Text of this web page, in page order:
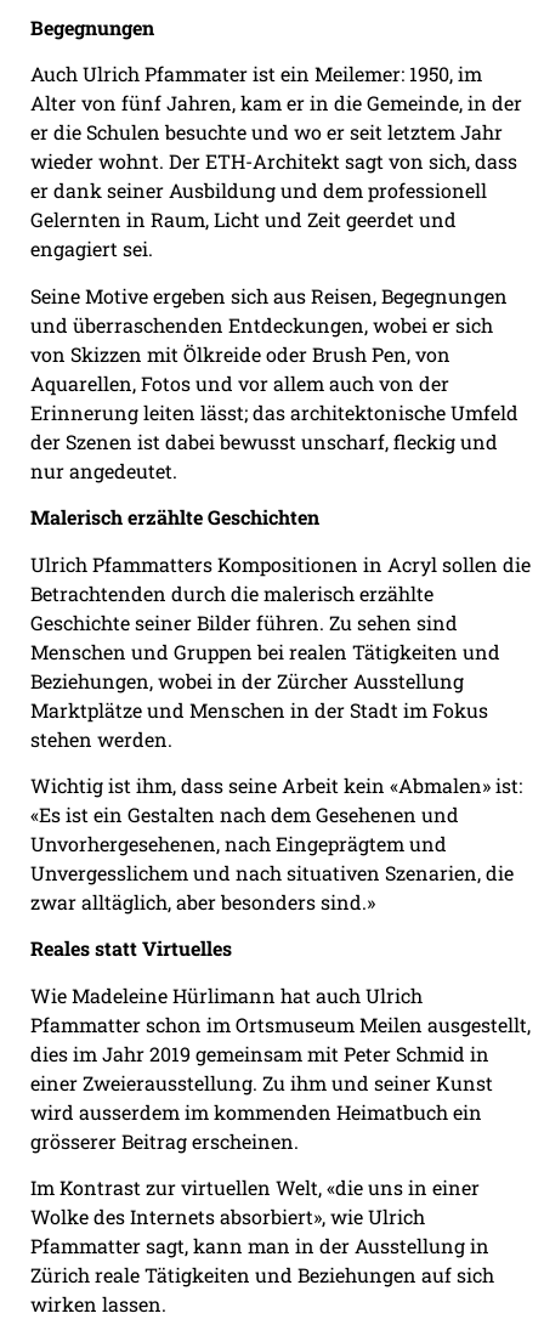
Begegnungen
Auch Ulrich Pfammater ist ein Meilemer: 1950, im
Alter von fünf Jahren, kam er in die Gemeinde, in der
er die Schulen besuchte und wo er seit letztem Jahr
wieder wohnt. Der ETH-Architekt sagt von sich, dass
er dank seiner Ausbildung und dem professionell
Gelernten in Raum, Licht und Zeit geerdet und
engagiert sei.
Seine Motive ergeben sich aus Reisen, Begegnungen
und überraschenden Entdeckungen, wobei er sich
von Skizzen mit Ölkreide oder Brush Pen, von
Aquarellen, Fotos und vor allem auch von der
Erinnerung leiten lässt; das architektonische Umfeld
der Szenen ist dabei bewusst unscharf, fleckig und
nur angedeutet.
Malerisch erzählte Geschichten
Ulrich Pfammatters Kompositionen in Acryl sollen die
Betrachtenden durch die malerisch erzählte
Geschichte seiner Bilder führen. Zu sehen sind
Menschen und Gruppen bei realen Tätigkeiten und
Beziehungen, wobei in der Zürcher Ausstellung
Marktplätze und Menschen in der Stadt im Fokus
stehen werden.
Wichtig ist ihm, dass seine Arbeit kein «Abmalen» ist:
«Es ist ein Gestalten nach dem Gesehenen und
Unvorhergesehenen, nach Eingeprägtem und
Unvergesslichem und nach situativen Szenarien, die
zwar alltäglich, aber besonders sind.»
Reales statt Virtuelles
Wie Madeleine Hürlimann hat auch Ulrich
Pfammatter schon im Ortsmuseum Meilen ausgestellt,
dies im Jahr 2019 gemeinsam mit Peter Schmid in
einer Zweierausstellung. Zu ihm und seiner Kunst
wird ausserdem im kommenden Heimatbuch ein
grösserer Beitrag erscheinen.
Im Kontrast zur virtuellen Welt, «die uns in einer
Wolke des Internets absorbiert», wie Ulrich
Pfammatter sagt, kann man in der Ausstellung in
Zürich reale Tätigkeiten und Beziehungen auf sich
wirken lassen.